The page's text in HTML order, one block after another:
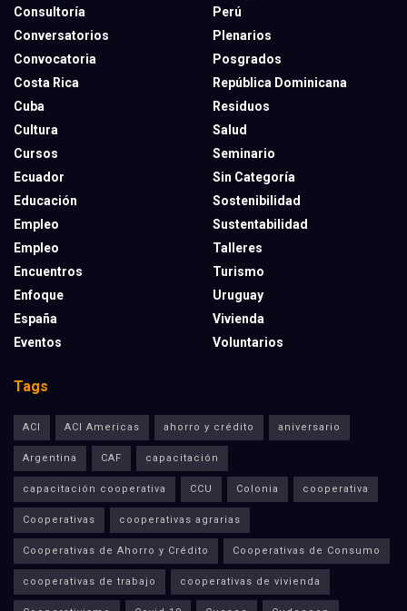
Consultoría
Conversatorios
Convocatoria
Costa Rica
Cuba
Cultura
Cursos
Ecuador
Educación
Empleo
Empleo
Encuentros
Enfoque
España
Eventos
Perú
Plenarios
Posgrados
República Dominicana
Residuos
Salud
Seminario
Sin Categoría
Sostenibilidad
Sustentabilidad
Talleres
Turismo
Uruguay
Vivienda
Voluntarios
Tags
ACI ACI Americas ahorro y crédito aniversario
Argentina CAF capacitación
capacitación cooperativa CCU Colonia cooperativa
Cooperativas cooperativas agrarias
Cooperativas de Ahorro y Crédito Cooperativas de Consumo
cooperativas de trabajo cooperativas de vivienda